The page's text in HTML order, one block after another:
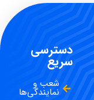
دسترسی
سریع
شعب و
نمایندگی‌ها